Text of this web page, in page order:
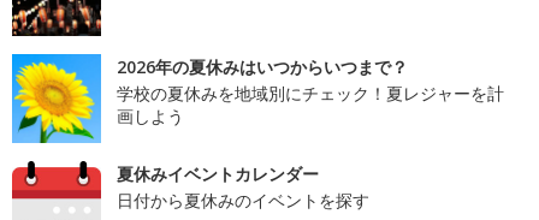
2026年の夏休みはいつからいつまで？
学校の夏休みを地域別にチェック！夏レジャーを計
画しよう
夏休みイベントカレンダー
日付から夏休みのイベントを探す